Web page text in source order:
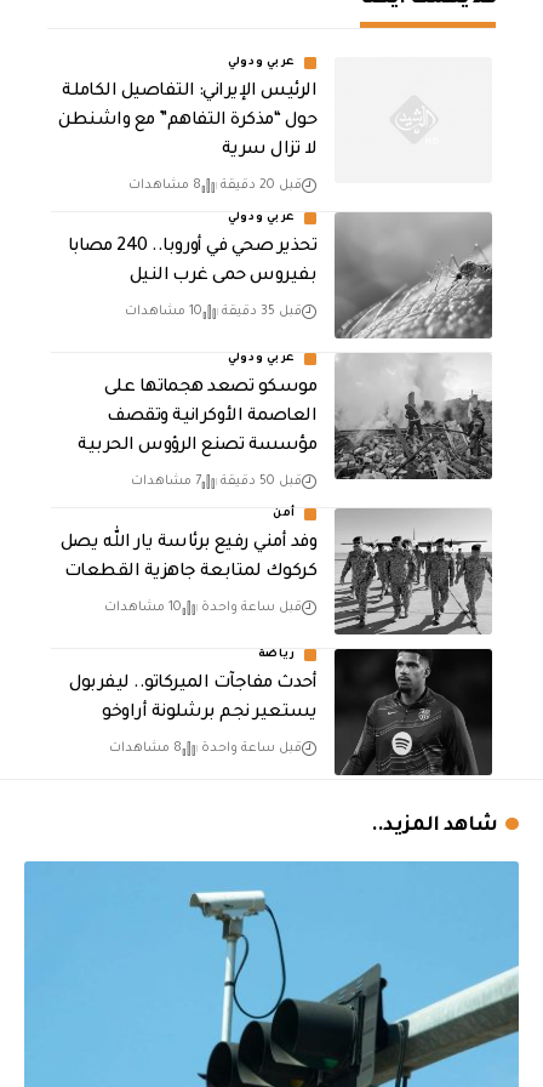
عربي ودولي
الرئيس الإيراني: التفاصيل الكاملة
حول “مذكرة التفاهم” مع واشنطن
لا تزال سرية
قبل 20 دقيقة 8 مشاهدات
عربي ودولي
تحذير صحي في أوروبا.. 240 مصابا
بفيروس حمى غرب النيل
قبل 35 دقيقة 10 مشاهدات
عربي ودولي
موسكو تصعد هجماتها على
العاصمة الأوكرانية وتقصف
مؤسسة تصنع الرؤوس الحربية
قبل 50 دقيقة 7 مشاهدات
أمن
وفد أمني رفيع برئاسة يار الله يصل
كركوك لمتابعة جاهزية القطعات
قبل ساعة واحدة 10 مشاهدات
رياضة
أحدث مفاجآت الميركاتو.. ليفربول
يستعير نجم برشلونة أراوخو
قبل ساعة واحدة 8 مشاهدات
شاهد المزيد..